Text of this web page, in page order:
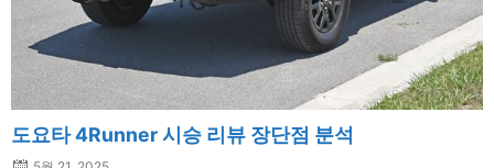
도요타 4Runner 시승 리뷰 장단점 분석